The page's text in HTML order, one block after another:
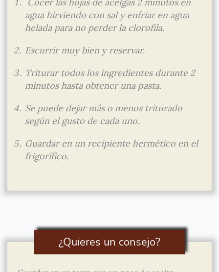
agua hirviendo con sal y enfriar en agua
helada para no perder la clorofila.
Escurrir muy bien y reservar.
Triturar todos los ingredientes durante 2
minutos hasta obtener una pasta.
Se puede dejar más o menos triturado
según el gusto de cada uno.
Guardar en un recipiente hermético en el
frigorífico.
¿Quieres un consejo?